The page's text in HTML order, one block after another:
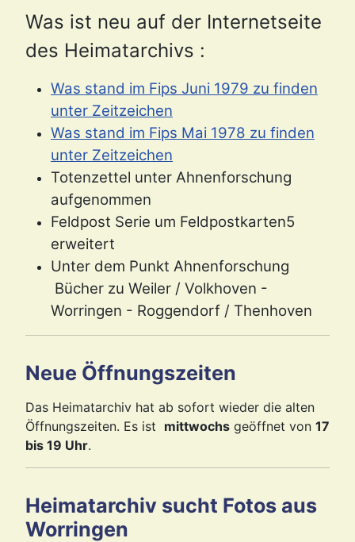
Was ist neu auf der Internetseite
des Heimatarchivs :
Was stand im Fips Juni 1979 zu finden
unter Zeitzeichen
Was stand im Fips Mai 1978 zu finden
unter Zeitzeichen
Totenzettel unter Ahnenforschung
aufgenommen
Feldpost Serie um Feldpostkarten5
erweitert
Unter dem Punkt Ahnenforschung
Bücher zu Weiler / Volkhoven -
Worringen - Roggendorf / Thenhoven
Neue Öffnungszeiten
Das Heimatarchiv hat ab sofort wieder die alten
Öffnungszeiten. Es ist mittwochs geöffnet von 17
bis 19 Uhr.
Heimatarchiv sucht Fotos aus
Worringen